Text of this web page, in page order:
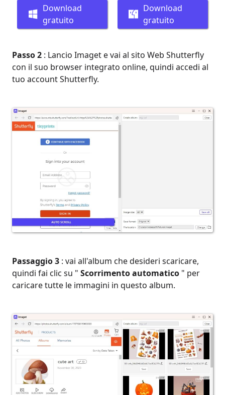
Download
gratuito
Download
gratuito
Passo 2 : Lancio Imaget e vai al sito Web Shutterfly
con il suo browser integrato online, quindi accedi al
tuo account Shutterfly.
Passaggio 3 : vai all'album che desideri scaricare,
quindi fai clic su " Scorrimento automatico " per
caricare tutte le immagini in questo album.